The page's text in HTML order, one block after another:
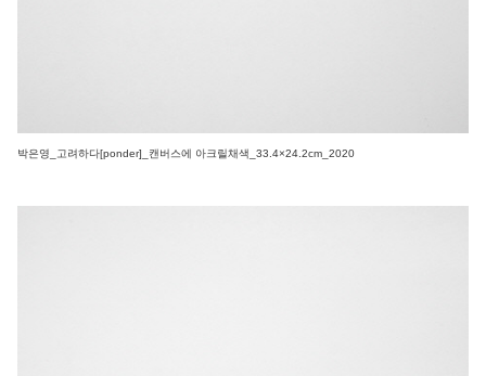
박은영_고려하다[ponder]_캔버스에 아크릴채색_33.4×24.2cm_2020